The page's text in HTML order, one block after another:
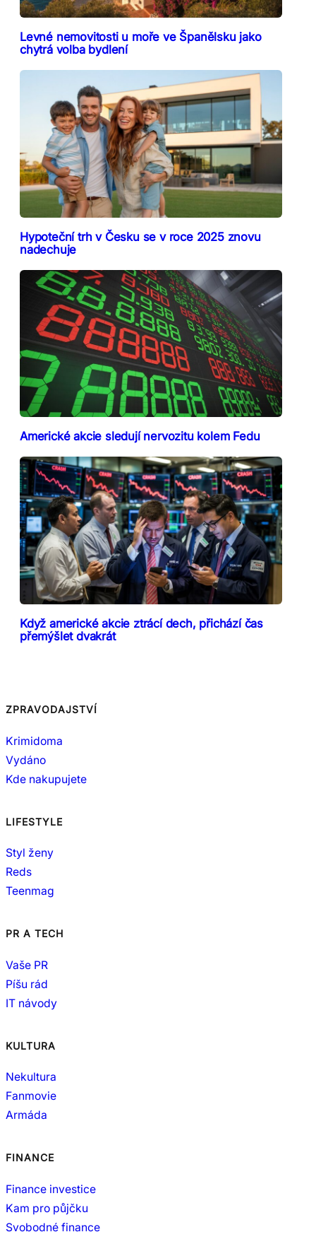
Levné nemovitosti u moře ve Španělsku jako
chytrá volba bydlení
Hypoteční trh v Česku se v roce 2025 znovu
nadechuje
Americké akcie sledují nervozitu kolem Fedu
Když americké akcie ztrácí dech, přichází čas
přemýšlet dvakrát
ZPRAVODAJSTVÍ
Krimidoma
Vydáno
Kde nakupujete
LIFESTYLE
Styl ženy
Reds
Teenmag
PR A TECH
Vaše PR
Píšu rád
IT návody
KULTURA
Nekultura
Fanmovie
Armáda
FINANCE
Finance investice
Kam pro půjčku
Svobodné finance